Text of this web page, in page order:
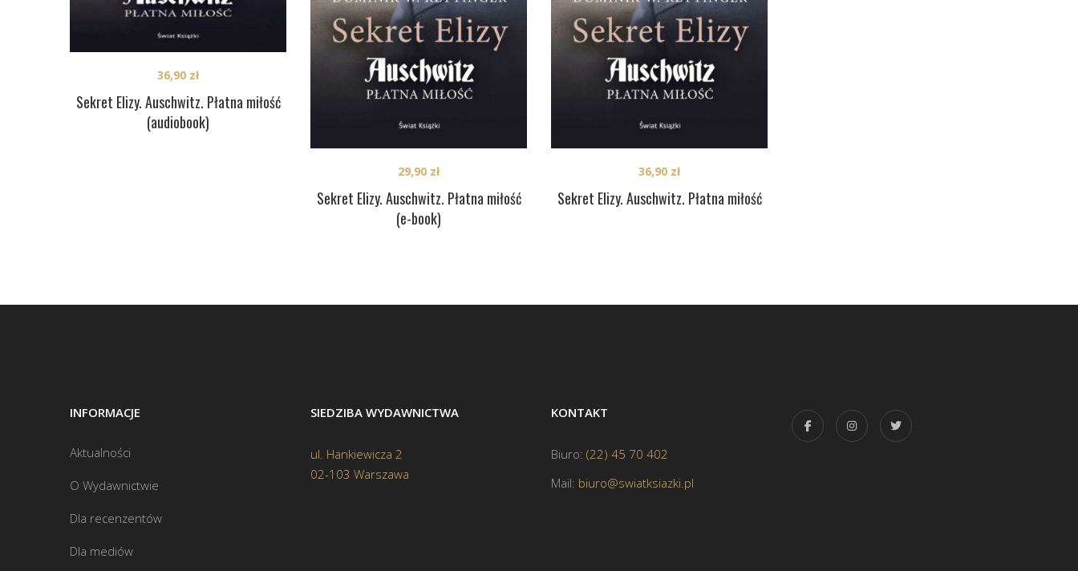
Sekret Elizy. Auschwitz. Płatna miłość
(audiobook)
36,90 zł
Sekret Elizy. Auschwitz. Płatna miłość
(e-book)
29,90 zł
Sekret Elizy. Auschwitz. Płatna miłość
36,90 zł
INFORMACJE
Aktualności
O Wydawnictwie
Dla recenzentów
Dla mediów
SIEDZIBA WYDAWNICTWA
ul. Hankiewicza 2
02-103 Warszawa
KONTAKT
Biuro: (22) 45 70 402
Mail: biuro@swiatksiazki.pl